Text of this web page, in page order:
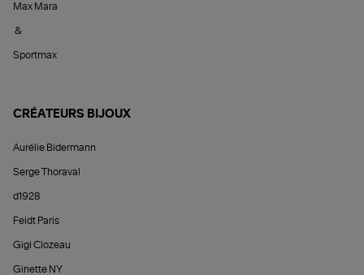
Max Mara
&
Sportmax
CRÉATEURS BIJOUX
Aurélie Bidermann
Serge Thoraval
d1928
Feidt Paris
Gigi Clozeau
Ginette NY